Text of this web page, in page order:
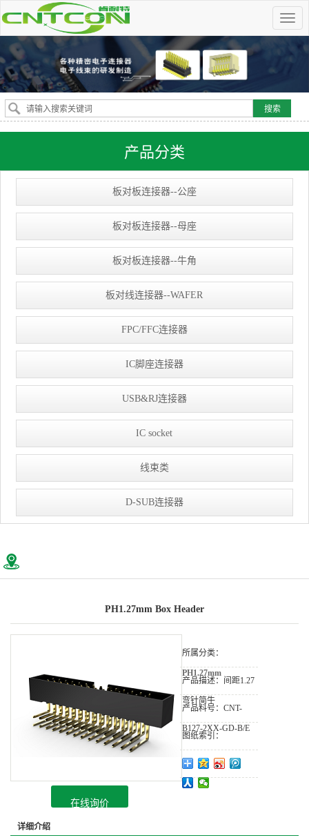
产品分类
板对板连接器--公座
板对板连接器--母座
板对板连接器--牛角
板对线连接器--WAFER
FPC/FFC连接器
IC脚座连接器
USB&RJ连接器
IC socket
线束类
D-SUB连接器
PH1.27mm Box Header
所属分类：
PH1.27mm
产品描述： 间距1.27
弯针简牛
产品料号： CNT-
B127-2XX-GD-B/E
图纸索引：
在线询价
详细介绍